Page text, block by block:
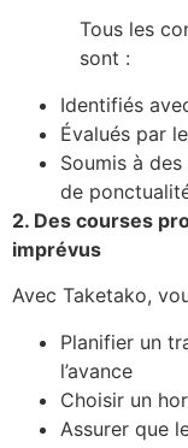
Tous les
sont :
Identifiés
Évalués par
Soumis à
de
2. Des courses
imprévus
Avec Taketako,
Planifier un
l’avance
Choisir un
Assurer que